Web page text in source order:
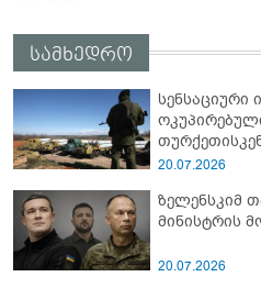
სამხედრო
სამიტი
20.07.2026
ზელენსკიმ
მინისტრის
20.07.2026